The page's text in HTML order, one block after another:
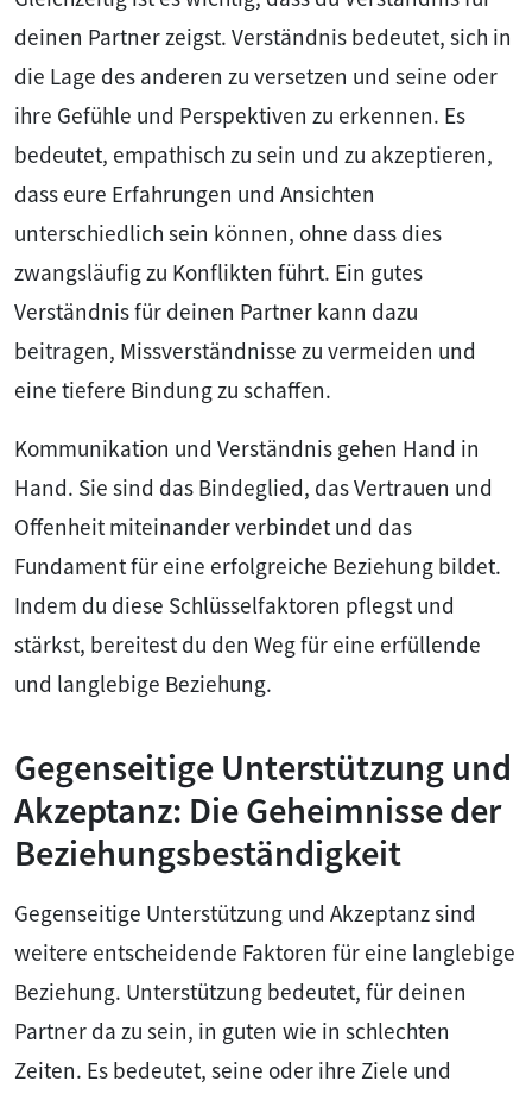
deinen Partner zeigst. Verständnis bedeutet, sich in
die Lage des anderen zu versetzen und seine oder
ihre Gefühle und Perspektiven zu erkennen. Es
bedeutet, empathisch zu sein und zu akzeptieren,
dass eure Erfahrungen und Ansichten
unterschiedlich sein können, ohne dass dies
zwangsläufig zu Konflikten führt. Ein gutes
Verständnis für deinen Partner kann dazu
beitragen, Missverständnisse zu vermeiden und
eine tiefere Bindung zu schaffen.
Kommunikation und Verständnis gehen Hand in
Hand. Sie sind das Bindeglied, das Vertrauen und
Offenheit miteinander verbindet und das
Fundament für eine erfolgreiche Beziehung bildet.
Indem du diese Schlüsselfaktoren pflegst und
stärkst, bereitest du den Weg für eine erfüllende
und langlebige Beziehung.
Gegenseitige Unterstützung und
Akzeptanz: Die Geheimnisse der
Beziehungsbeständigkeit
Gegenseitige Unterstützung und Akzeptanz sind
weitere entscheidende Faktoren für eine langlebige
Beziehung. Unterstützung bedeutet, für deinen
Partner da zu sein, in guten wie in schlechten
Zeiten. Es bedeutet, seine oder ihre Ziele und